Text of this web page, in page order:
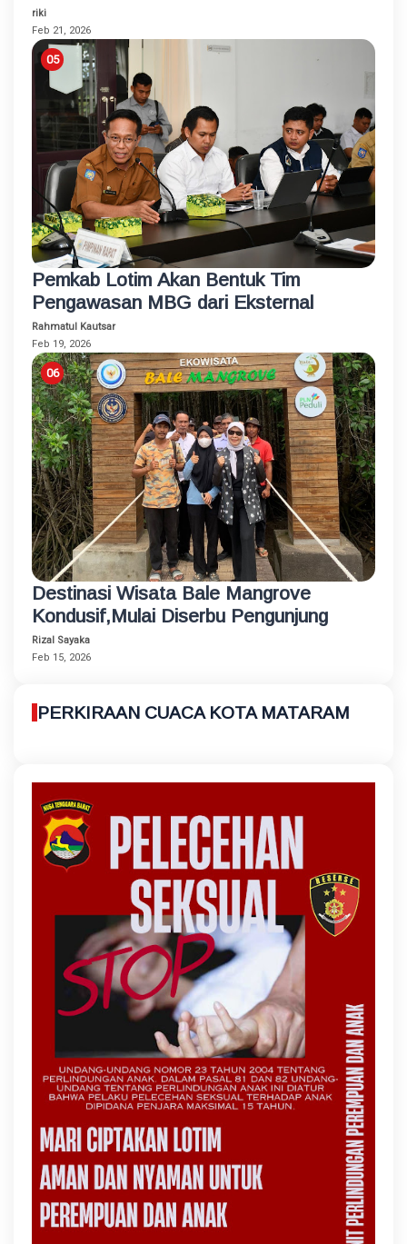
riki
Feb 21, 2026
Pemkab Lotim Akan Bentuk Tim
Pengawasan MBG dari Eksternal
Rahmatul Kautsar
Feb 19, 2026
Destinasi Wisata Bale Mangrove
Kondusif,Mulai Diserbu Pengunjung
Rizal Sayaka
Feb 15, 2026
PERKIRAAN CUACA KOTA MATARAM